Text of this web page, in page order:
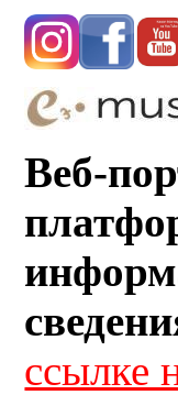
Веб-
ссылке